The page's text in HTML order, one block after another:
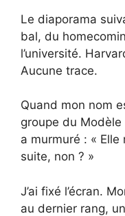
Le diaporama
bal, du
l’université.
Aucune trace.
Quand mon nom
groupe du Modèle
a murmuré : « Elle
suite, non ? »
J’ai fixé l’écran.
au dernier rang,